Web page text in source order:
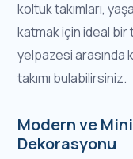
koltuk takımları,
katmak için ideal
yelpazesi arasında
takımı bulabilirsiniz.
Modern ve
Dekorasyonu